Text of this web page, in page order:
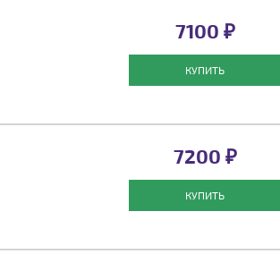
7100 ₽
КУПИТЬ
7200 ₽
КУПИТЬ